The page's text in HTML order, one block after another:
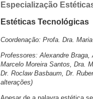
Especialização
Estéticas Tecnológicas
Coordenação: Profa. Dra.
Professores: Alexandre
Marcelo Moreira Santos, Dra.
Dr. Roclaw Basbaum, Dr.
alterações)